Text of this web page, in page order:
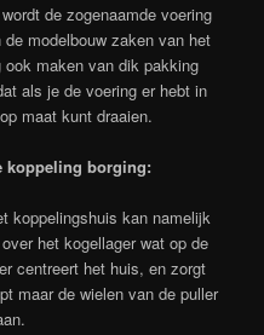
de zogenaamde voering
modelbouw zaken van het
maken van dik pakking
als je de voering er hebt in
maat kunt draaien.
koppeling borging:
koppelingshuis kan namelijk
het kogellager wat op de
centreert het huis, en zorgt
maar de wielen van de puller